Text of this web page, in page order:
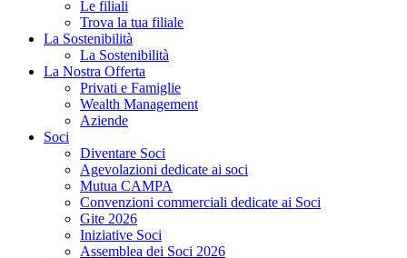
Le filiali
Trova la tua filiale
La Sostenibilità
La Sostenibilità
La Nostra Offerta
Privati e Famiglie
Wealth Management
Aziende
Soci
Diventare Soci
Agevolazioni dedicate ai soci
Mutua CAMPA
Convenzioni commerciali dedicate ai Soci
Gite 2026
Iniziative Soci
Assemblea dei Soci 2026